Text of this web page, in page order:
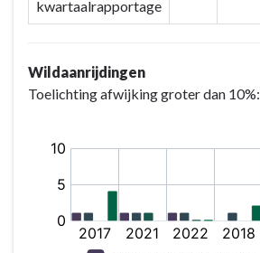
kwartaalrapportage
Wildaanrijdingen
Toelichting afwijking groter dan 10%: